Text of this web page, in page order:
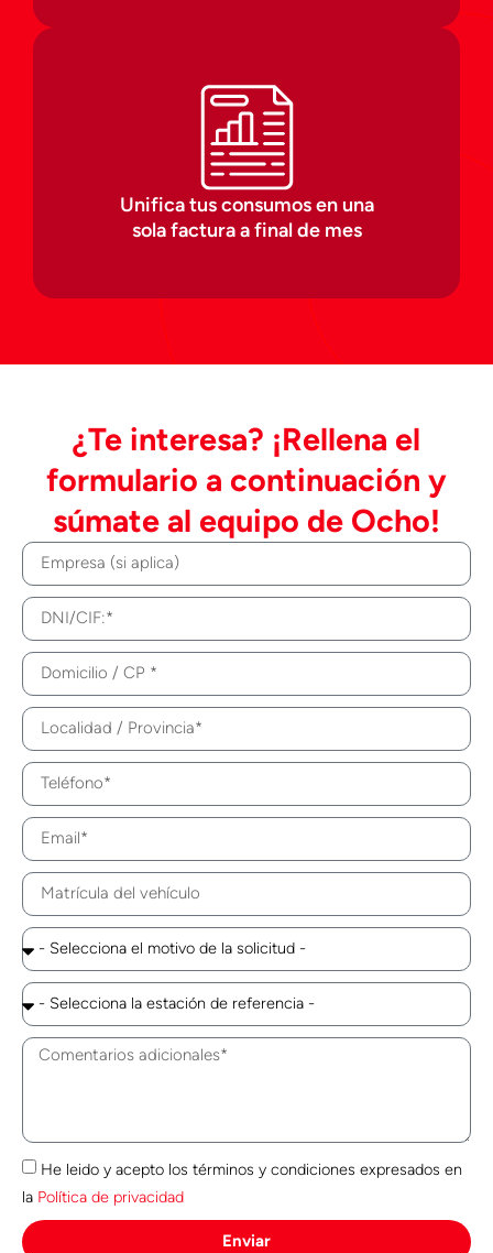
Unifica tus consumos en una
sola factura a final de mes
¿Te interesa? ¡Rellena el
formulario a continuación y
súmate al equipo de Ocho!
He leido y acepto los términos y condiciones expresados en
la Política de privacidad
Enviar